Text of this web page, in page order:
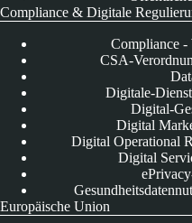
Compliance & Digitale
Compliance
CSA-
Digitale-
Digital-
Digital
Digital Operational
Digital
Europäische Union